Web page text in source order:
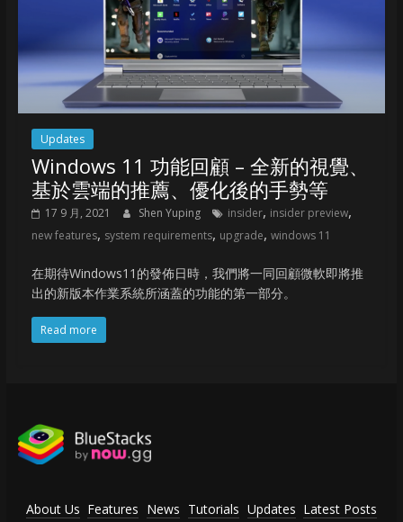
Updates
Windows 11 功能回顧 – 全新的視覺、
基於雲端的推薦、優化後的手勢等
17 9 月, 2021 Shen Yuping insider, insider preview,
new features, system requirements, upgrade, windows 11
在期待Windows11的發佈日時，我們將一同回顧微軟即將推
出的新版本作業系統所涵蓋的功能的第一部分。
Read more
About Us Features News Tutorials Updates Latest Posts